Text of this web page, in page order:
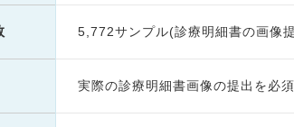
5,772サンプル(診療明細書の画像
実際の診療明細書画像の提出を必